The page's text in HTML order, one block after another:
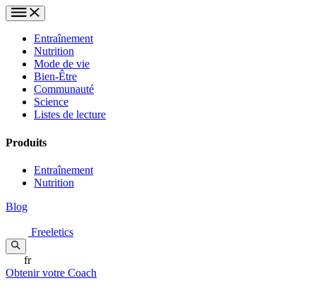
Entraînement
Nutrition
Mode de vie
Bien-Être
Communauté
Science
Listes de lecture
Produits
Entraînement
Nutrition
Blog
Freeletics
fr
Obtenir votre Coach